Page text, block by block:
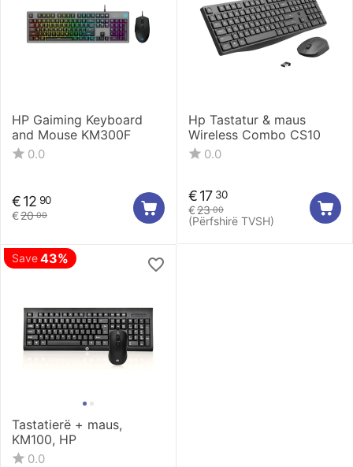
HP Gaiming Keyboard
and Mouse KM300F
0.0
€20 00
€12 90
Hp Tastatur & maus
Wireless Combo CS10
0.0
€23 00
€17 30
(Përfshirë TVSH)
Save43%
Tastatierë + maus,
KM100, HP
0.0